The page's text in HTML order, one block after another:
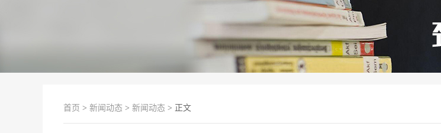
首页 > 新闻动态 > 新闻动态 > 正文